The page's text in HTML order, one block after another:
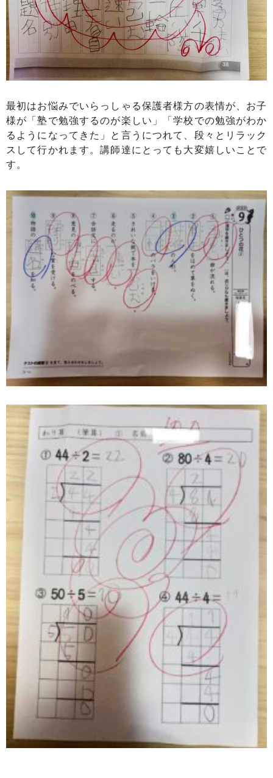
最初はお悩みでいらっしゃる保護者様方の表情が、お子
様が「塾で勉強するのが楽しい」「学校での勉強がわか
るようになってきた」と言うにつれて、段々とリラック
スして行かれます。講師達にとっても大変嬉しいことで
す。